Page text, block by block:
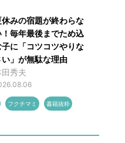
休みの宿題が終わらな
！毎年最後までため込
子に「コツコツやりな
い」が無駄な理由
田秀夫
フクチマミ 書籍抜粋